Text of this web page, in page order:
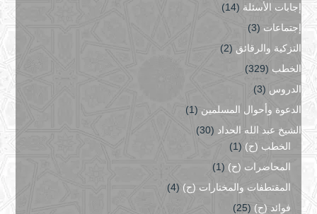
إجابات الأسئلة (14)
إجتماعات (3)
التزكية والرقائق (2)
الخطب (329)
الدروس (3)
الدعوة وأحوال المسلمين (1)
الشيخ عبد الله الحداد (30)
الخطب (ح) (1)
المحاضرات (ح) (1)
المقتطفات والمختارات (ح) (4)
فوائد (ح) (25)